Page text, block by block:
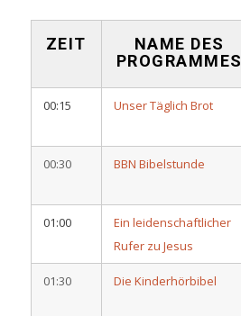
ZEIT
NAME DES
PROGRAMMES
00:15 Unser Täglich Brot
00:30 BBN Bibelstunde
01:00
Ein leidenschaftlicher
Rufer zu Jesus
01:30 Die Kinderhörbibel